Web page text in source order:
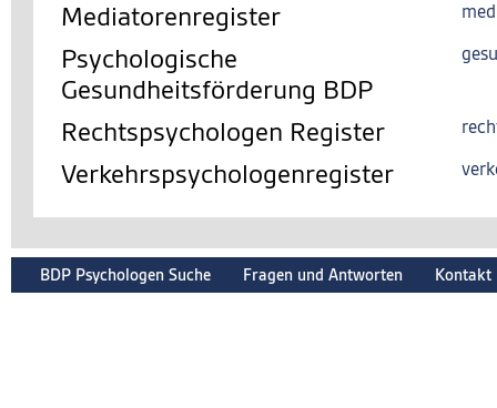
Mediatorenregister
Psychologische
Gesundheitsförderung BDP
Rechtspsychologen Register
Verkehrspsychologenregister
BDP Psychologen Suche Fragen und Antworten Kontakt